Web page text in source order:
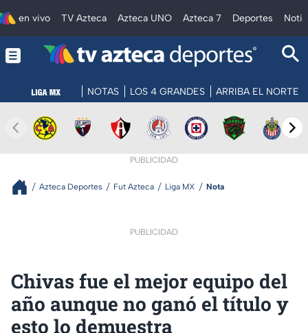
en vivo TV Azteca Azteca UNO Azteca 7 Deportes
NOTAS LOS 4 GRANDES ARRIBA EL NORTE
PUBLICIDAD
Azteca Deportes Fut Azteca Liga MX Nota
PUBLICIDAD
Chivas fue el mejor equipo del
año aunque no ganó el título y
esto lo demuestra